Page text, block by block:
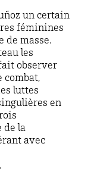
un certain
féminines
de masse.
les
observer
combat,
luttes
en
de la
avec